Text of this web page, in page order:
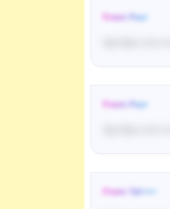
From: Pos•
From: Pos•
From: Tel•••••